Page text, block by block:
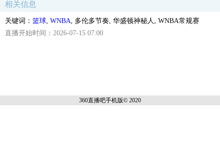
相关信息
关键词： 篮球 WNBA , 多伦多节奏, 华盛顿神秘人, WNBA常规赛
直播开始时间：2026-07-15 07:00
360直播吧手机版© 2020